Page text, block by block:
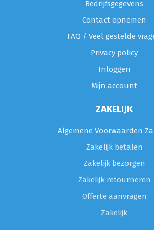
Bedrijfsgegevens
Contact opnemen
FAQ / Veel gestelde
Privacy policy
Inloggen
Mijn account
ZAKELIJK
Algemene Voorwaarden
Zakelijk betalen
Zakelijk bezorgen
Zakelijk retourneren
Offerte aanvragen
Zakelijk